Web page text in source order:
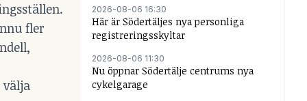
fler
välja
2026-08-06 16:30
Här är Södertäljes nya personliga
registreringsskyltar
2026-08-06 11:30
Nu öppnar Södertälje centrums nya
cykelgarage